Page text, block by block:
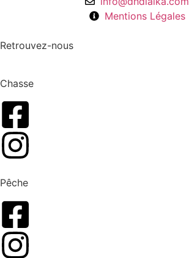
Mentions Légales
Retrouvez-nous
Chasse
Pêche